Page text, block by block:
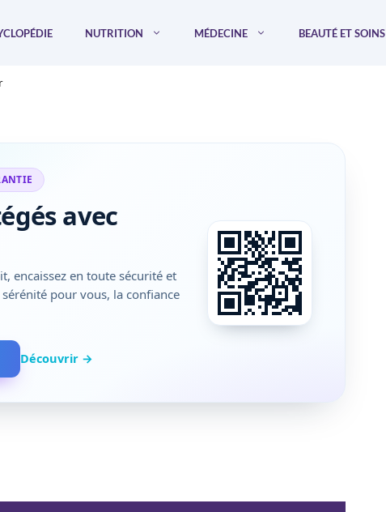
NUTRITION MÉDECINE BEAUTÉ ET SOINS
avec
encaissez en toute sécurité et
pour vous, la confiance
Découvrir →